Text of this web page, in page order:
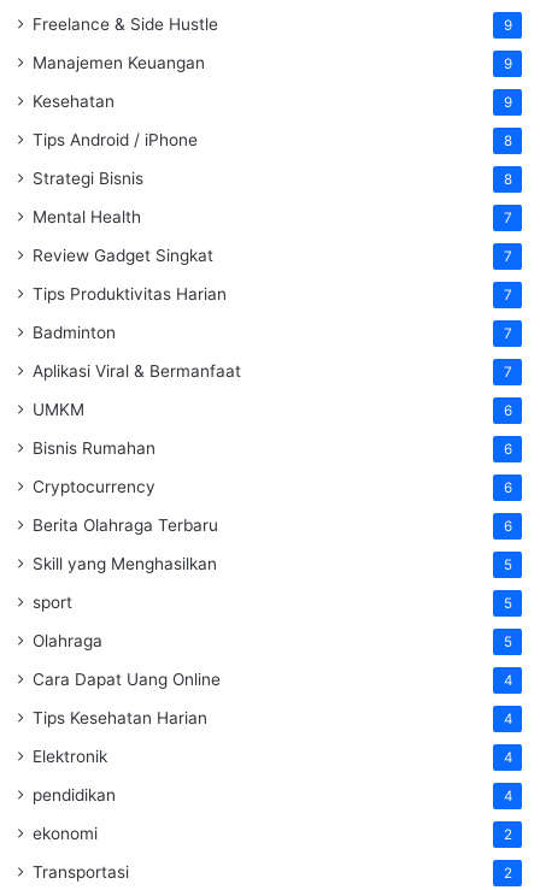
Freelance & Side Hustle 9
Manajemen Keuangan 9
Kesehatan 9
Tips Android / iPhone 8
Strategi Bisnis 8
Mental Health 7
Review Gadget Singkat 7
Tips Produktivitas Harian 7
Badminton 7
Aplikasi Viral & Bermanfaat 7
UMKM 6
Bisnis Rumahan 6
Cryptocurrency 6
Berita Olahraga Terbaru 6
Skill yang Menghasilkan 5
sport 5
Olahraga 5
Cara Dapat Uang Online 4
Tips Kesehatan Harian 4
Elektronik 4
pendidikan 4
ekonomi 2
Transportasi 2